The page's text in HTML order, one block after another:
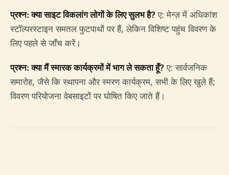
प्रश्न: क्या साइट विकलांग लोगों के लिए सुलभ है? ए: मेन्ज़ में अधिकांश
स्टॉल्परस्टाइन समतल फुटपाथों पर हैं, लेकिन विशिष्ट पहुंच विवरण के
लिए पहले से जाँच करें।
प्रश्न: क्या मैं स्मारक कार्यक्रमों में भाग ले सकता हूँ? ए: सार्वजनिक
समारोह, जैसे कि स्थापना और स्मरण कार्यक्रम, सभी के लिए खुले हैं;
विवरण परियोजना वेबसाइटों पर घोषित किए जाते हैं।